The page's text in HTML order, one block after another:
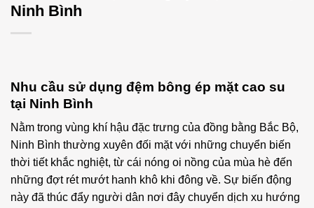
Ninh Bình
Nhu cầu sử dụng đệm bông ép mặt cao su
tại Ninh Bình
Nằm trong vùng khí hậu đặc trưng của đồng bằng Bắc Bộ,
Ninh Bình thường xuyên đối mặt với những chuyển biến
thời tiết khắc nghiệt, từ cái nóng oi nồng của mùa hè đến
những đợt rét mướt hanh khô khi đông về. Sự biến động
này đã thúc đẩy người dân nơi đây chuyển dịch xu hướng